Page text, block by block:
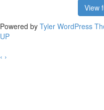
View
Powered by Tyler WordPress
UP
‹ ›